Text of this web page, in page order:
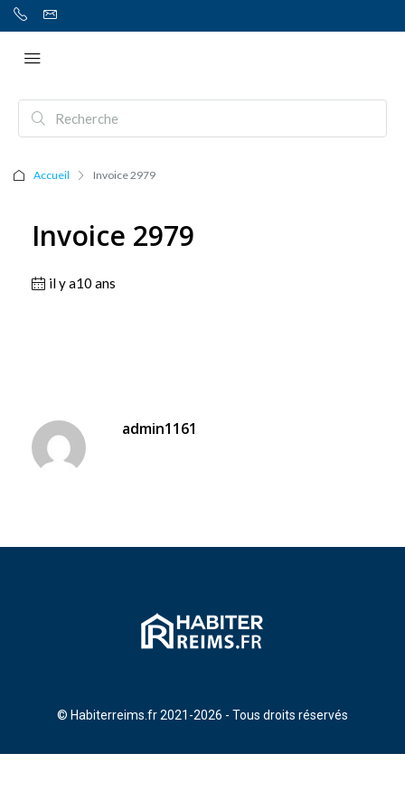
Accueil Invoice 2979
Invoice 2979
il y a10 ans
admin1161
© Habiterreims.fr 2021-2026 - Tous droits réservés